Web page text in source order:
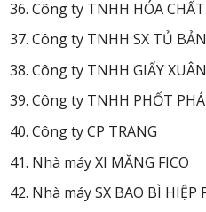
Công ty TNHH HÓA
Công ty TNHH SX TỦ
Công ty TNHH GIẤY
Công ty TNHH PHỐT
Công ty CP TRANG
Nhà máy XI MĂNG FICO
Nhà máy SX BAO BÌ HIỆP